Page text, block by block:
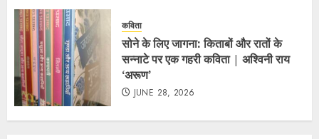
कविता
सोने के लिए जागना: किताबों और रातों के
सन्नाटे पर एक गहरी कविता | अश्विनी राय
‘अरूण’
JUNE 28, 2026